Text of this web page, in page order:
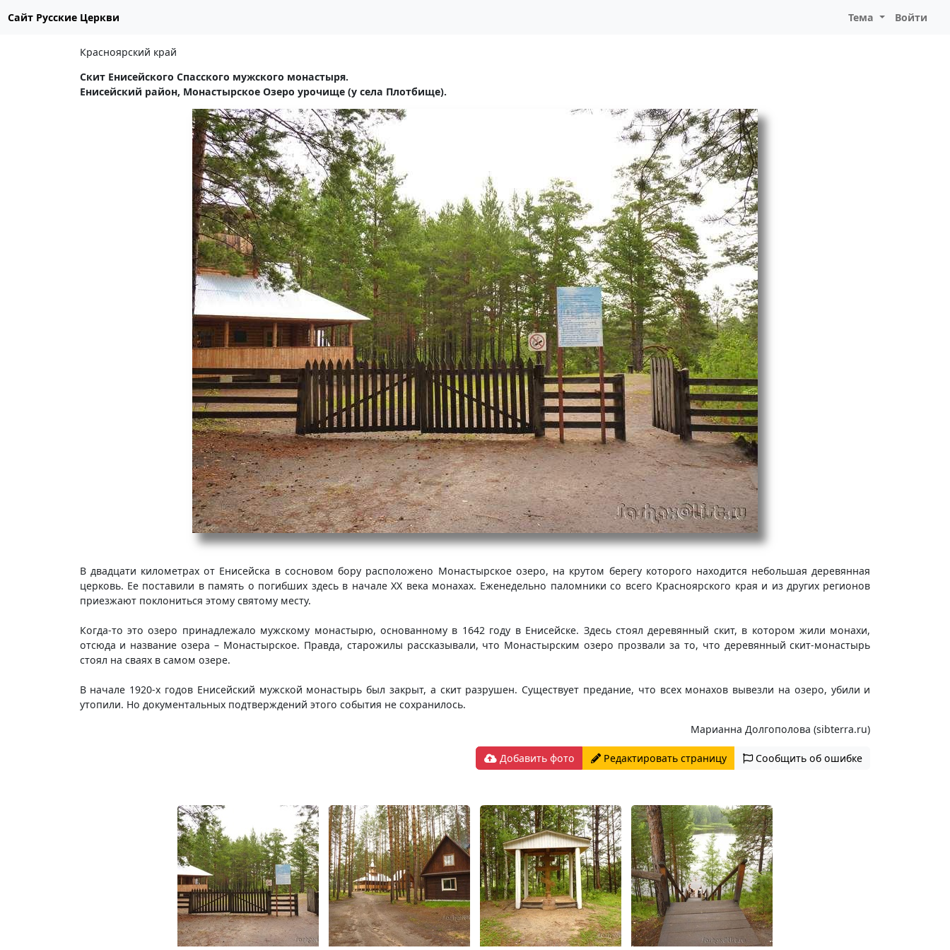
Сайт Русские Церкви Тема Войти
Красноярский край
Скит Енисейского Спасского мужского монастыря.
Енисейский район, Монастырское Озеро урочище (у села Плотбище).
В двадцати километрах от Енисейска в сосновом бору расположено Монастырское озеро, на крутом берегу которого находится небольшая деревянная
церковь. Ее поставили в память о погибших здесь в начале XX века монахах. Еженедельно паломники со всего Красноярского края и из других регионов
приезжают поклониться этому святому месту.
Когда-то это озеро принадлежало мужскому монастырю, основанному в 1642 году в Енисейске. Здесь стоял деревянный скит, в котором жили монахи,
отсюда и название озера – Монастырское. Правда, старожилы рассказывали, что Монастырским озеро прозвали за то, что деревянный скит-монастырь
стоял на сваях в самом озере.
В начале 1920-х годов Енисейский мужской монастырь был закрыт, а скит разрушен. Существует предание, что всех монахов вывезли на озеро, убили и
утопили. Но документальных подтверждений этого события не сохранилось.
Марианна Долгополова (sibterra.ru)
Добавить фото Редактировать страницу Сообщить об ошибке